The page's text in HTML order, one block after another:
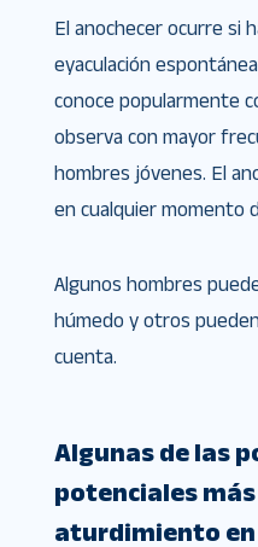
El anochecer ocurre si
eyaculación
conoce popularmente
observa con mayor
hombres jóvenes. El
en cualquier momento
Algunos hombres
húmedo y otros
cuenta.
Algunas de las
potenciales
aturdimiento en